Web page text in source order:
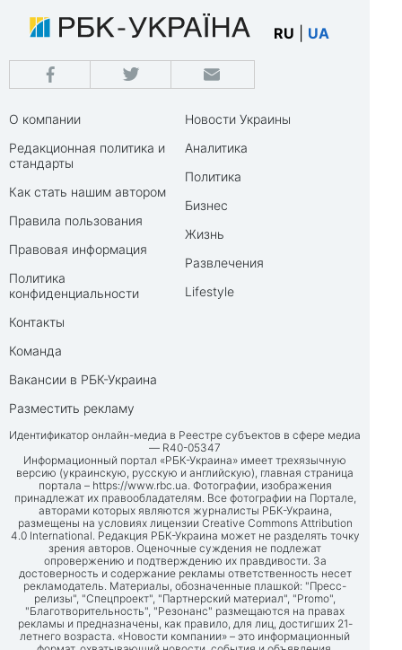
RU UA
О компании
Редакционная политика и
стандарты
Как стать нашим автором
Правила пользования
Правовая информация
Политика
конфиденциальности
Контакты
Команда
Вакансии в РБК-Украина
Разместить рекламу
Новости Украины
Аналитика
Политика
Бизнес
Жизнь
Развлечения
Lifestyle
Идентификатор онлайн-медиа в Реестре субъектов в сфере медиа
— R40-05347
Информационный портал «РБК-Украина» имеет трехязычную
версию (украинскую, русскую и английскую), главная страница
портала – https://www.rbc.ua . Фотографии, изображения
принадлежат их правообладателям. Все фотографии на Портале,
авторами которых являются журналисты РБК-Украина,
размещены на условиях лицензии Creative Commons Attribution
4.0 International. Редакция РБК-Украина может не разделять точку
зрения авторов. Оценочные суждения не подлежат
опровержению и подтверждению их правдивости. За
достоверность и содержание рекламы ответственность несет
рекламодатель. Материалы, обозначенные плашкой: "Пресс-
релизы", "Спецпроект", "Партнерский материал", "Promo",
"Благотворительность", "Резонанс" размещаются на правах
рекламы и предназначены, как правило, для лиц, достигших 21-
летнего возраста. «Новости компании» – это информационный